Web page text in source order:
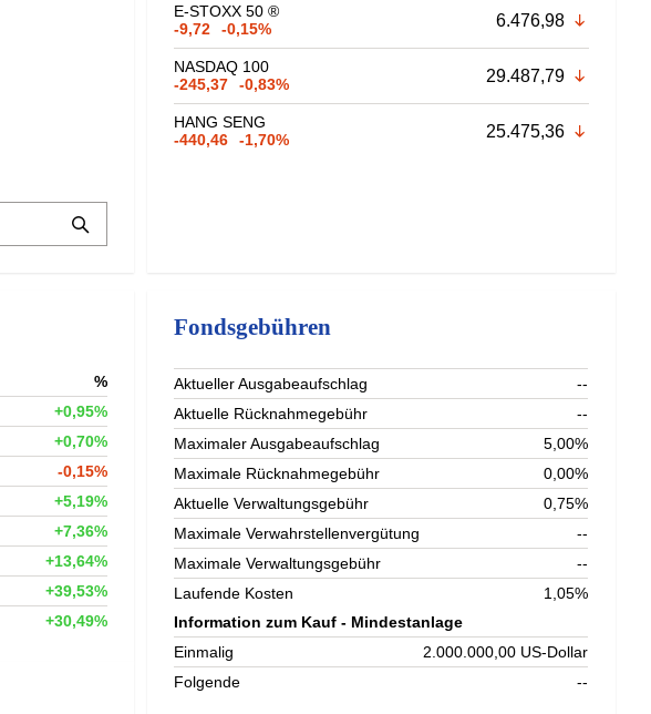
E-STOXX 50 ®
-9,72
-0,15% 6.476,98
NASDAQ 100
-245,37
-0,83% 29.487,79
HANG SENG
-440,46
-1,70% 25.475,36
%
+0,95%
+0,70%
-0,15%
+5,19%
+7,36%
+13,64%
+39,53%
+30,49%
Fondsgebühren
Aktueller Ausgabeaufschlag
--
Aktuelle Rücknahmegebühr
--
Maximaler Ausgabeaufschlag
5,00%
Maximale Rücknahmegebühr
0,00%
Aktuelle Verwaltungsgebühr
0,75%
Maximale Verwahrstellenvergütung
--
Maximale Verwaltungsgebühr
--
Laufende Kosten
1,05%
Information zum Kauf - Mindestanlage
Einmalig
2.000.000,00 US-Dollar
Folgende
--